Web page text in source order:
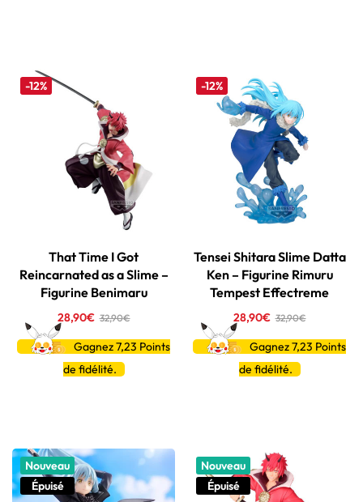
-12%
That Time I Got
Reincarnated as a Slime –
Figurine Benimaru
28,90€ 32,90€
Gagnez 7,23 Points
de fidélité.
-12%
Tensei Shitara Slime Datta
Ken – Figurine Rimuru
Tempest Effectreme
28,90€ 32,90€
Gagnez 7,23 Points
de fidélité.
Nouveau
Épuisé
Nouveau
Épuisé